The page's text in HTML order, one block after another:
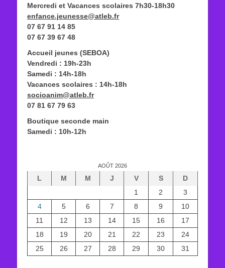
Mercredi et Vacances scolaires 7h30-18h30
enfance.jeunesse@atleb.fr
07 67 91 14 85
07 67 39 67 48
Accueil jeunes (SEBOA)
Vendredi : 19h-23h
Samedi : 14h-18h
Vacances scolaires : 14h-18h
socioanim@atleb.fr
07 81 67 79 63
Boutique seconde main
Samedi : 10h-12h
AOÛT 2026
L M M J V S
D
1
2
3
4
5 6 7 8 9
10
11
12 13 14 15 16
17
18
19 20 21 22 23
24
25
26 27 28 29 30 31